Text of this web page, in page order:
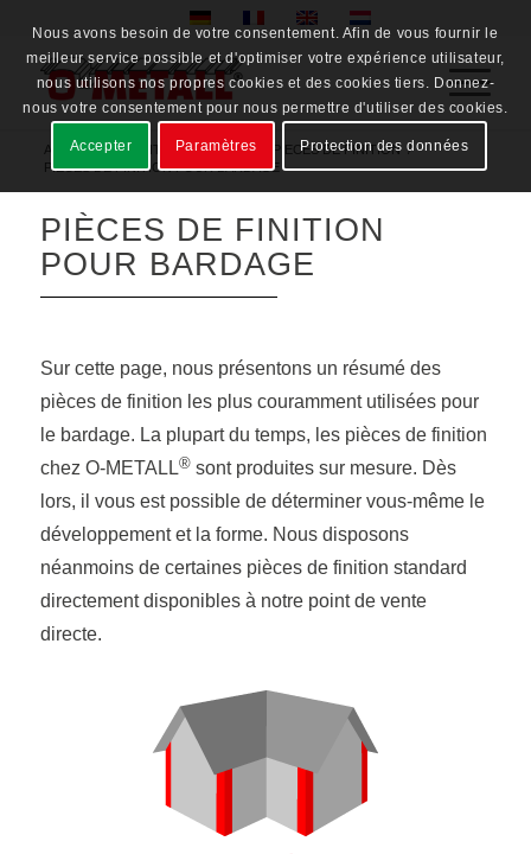
Accueil / PRODUITS / APERCU DES PIECES DE FINITION /
PIECES DE FINITION POUR BARDAGE
PIÈCES DE FINITION
POUR BARDAGE
Sur cette page, nous présentons un résumé des
pièces de finition les plus couramment utilisées pour
le bardage. La plupart du temps, les pièces de finition
chez O-METALL®sont produites sur mesure. Dès
lors, il vous est possible de déterminer vous-même le
développement et la forme. Nous disposons
néanmoins de certaines pièces de finition standard
directement disponibles à notre point de vente
directe.
Nous avons besoin de votre consentement. Afin de vous fournir le
meilleur service possible et d'optimiser votre expérience utilisateur,
nous utilisons nos propres cookies et des cookies tiers. Donnez-
nous votre consentement pour nous permettre d'utiliser des cookies.
Accepter Paramètres Protection des données